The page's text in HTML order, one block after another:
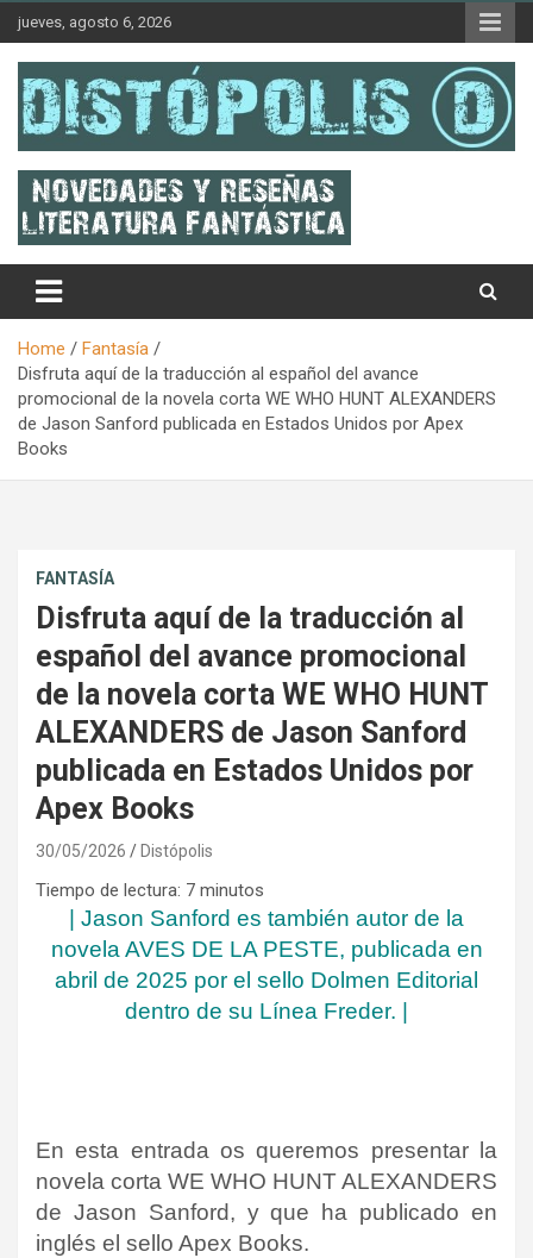
content
jueves, agosto 6, 2026
Distópolis
Home
Fantasía
Disfruta aquí de la traducción al español del avance
promocional de la novela corta WE WHO HUNT ALEXANDERS
de Jason Sanford publicada en Estados Unidos por Apex
Books
FANTASÍA
Disfruta aquí de la traducción al
español del avance promocional
de la novela corta WE WHO HUNT
ALEXANDERS de Jason Sanford
publicada en Estados Unidos por
Apex Books
30/05/2026 Distópolis
Tiempo de lectura: 7 minutos
| Jason Sanford es también autor de la
novela AVES DE LA PESTE, publicada en
abril de 2025 por el sello Dolmen Editorial
dentro de su Línea Freder. |
En esta entrada os queremos presentar la
novela corta WE WHO HUNT ALEXANDERS
de Jason Sanford, y que ha publicado en
inglés el sello Apex Books.